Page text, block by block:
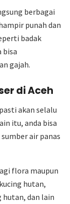
berbagai
punah dan
badak
bisa
gajah.
di Aceh
akan selalu
itu, anda bisa
air panas
flora maupun
hutan,
hutan, dan lain